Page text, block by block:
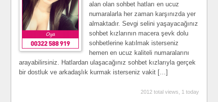
alan olan sohbet hatları en ucuz
numaralarla her zaman karşınızda yer
almaktadır. Sevgi selini yaşayacağınız
sohbet kızlarının macera şevk dolu
sohbetlerine katılmak isterseniz
hemen en ucuz kaliteli numaralarını
arayabilirsiniz. Hatlardan ulaşacağınız sohbet kızlarıyla gerçek
bir dostluk ve arkadaşlık kurmak isterseniz vakit […]
2012 total views, 1 today